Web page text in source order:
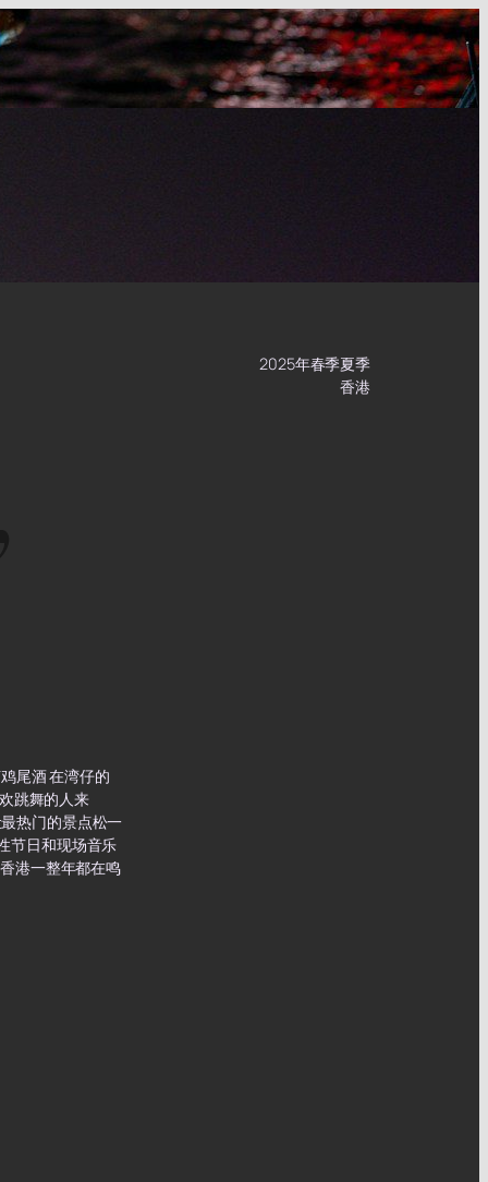
尾酒 在湾仔的
跳舞的人来
热门的景点松一
节日和现场音乐
港一整年都在鸣
2025年春季夏季
香港